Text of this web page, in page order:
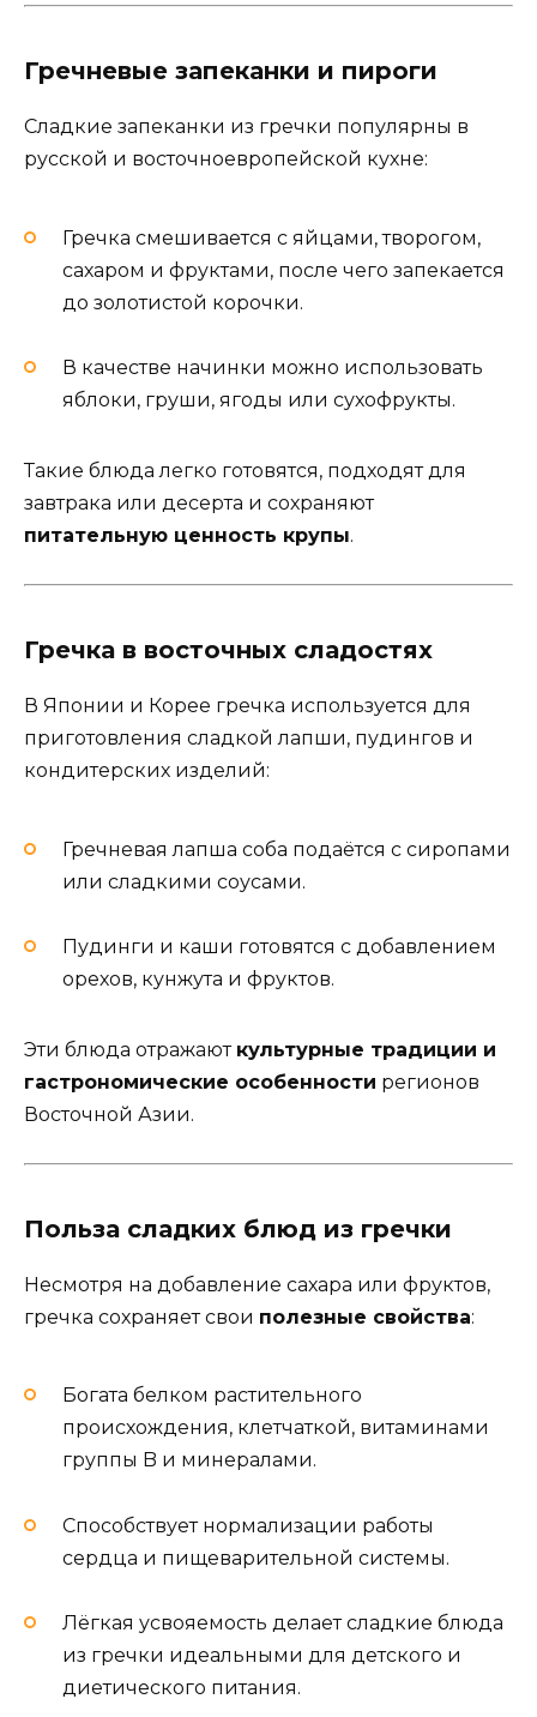
Гречневые запеканки и пироги
Сладкие запеканки из гречки популярны в
русской и восточноевропейской кухне:
Гречка смешивается с яйцами, творогом,
сахаром и фруктами, после чего запекается
до золотистой корочки.
В качестве начинки можно использовать
яблоки, груши, ягоды или сухофрукты.
Такие блюда легко готовятся, подходят для
завтрака или десерта и сохраняют
питательную ценность крупы.
Гречка в восточных сладостях
В Японии и Корее гречка используется для
приготовления сладкой лапши, пудингов и
кондитерских изделий:
Гречневая лапша соба подаётся с сиропами
или сладкими соусами.
Пудинги и каши готовятся с добавлением
орехов, кунжута и фруктов.
Эти блюда отражают культурные традиции и
гастрономические особенности регионов
Восточной Азии.
Польза сладких блюд из гречки
Несмотря на добавление сахара или фруктов,
гречка сохраняет свои полезные свойства:
Богата белком растительного
происхождения, клетчаткой, витаминами
группы B и минералами.
Способствует нормализации работы
сердца и пищеварительной системы.
Лёгкая усвояемость делает сладкие блюда
из гречки идеальными для детского и
диетического питания.